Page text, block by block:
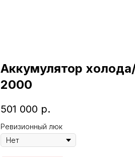
Аккумулятор
2000
501 000 р.
Ревизионный люк